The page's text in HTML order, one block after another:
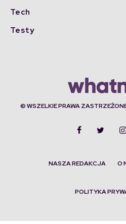
Tech
Testy
© WSZELKIE PRAWA
NASZA REDAKCJA O
POLITYKA